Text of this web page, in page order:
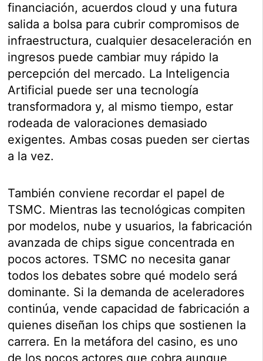
financiación, acuerdos cloud y una futura
salida a bolsa para cubrir compromisos de
infraestructura, cualquier desaceleración en
ingresos puede cambiar muy rápido la
percepción del mercado. La Inteligencia
Artificial puede ser una tecnología
transformadora y, al mismo tiempo, estar
rodeada de valoraciones demasiado
exigentes. Ambas cosas pueden ser ciertas
a la vez.
También conviene recordar el papel de
TSMC. Mientras las tecnológicas compiten
por modelos, nube y usuarios, la fabricación
avanzada de chips sigue concentrada en
pocos actores. TSMC no necesita ganar
todos los debates sobre qué modelo será
dominante. Si la demanda de aceleradores
continúa, vende capacidad de fabricación a
quienes diseñan los chips que sostienen la
carrera. En la metáfora del casino, es uno